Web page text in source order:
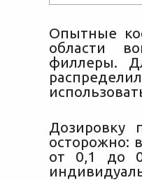
Опытные
области
филлеры.
Дозировку
осторожно:
от 0,1 до